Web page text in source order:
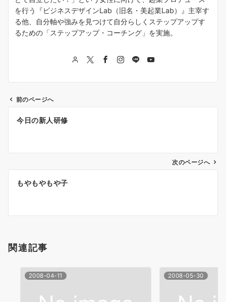
を行う『ビジネスデザインLab（旧名・美起業Lab）』主宰す
る他、自分軸や強みを見つけて自分らしくステップアップす
るための「ステップアップ・コーチング」を実施。
ゲ
シ
ン
前のページへ
今日の新人研修
次のページへ
もやもやもや子
関連記事
2008-04-11 2008-05-30